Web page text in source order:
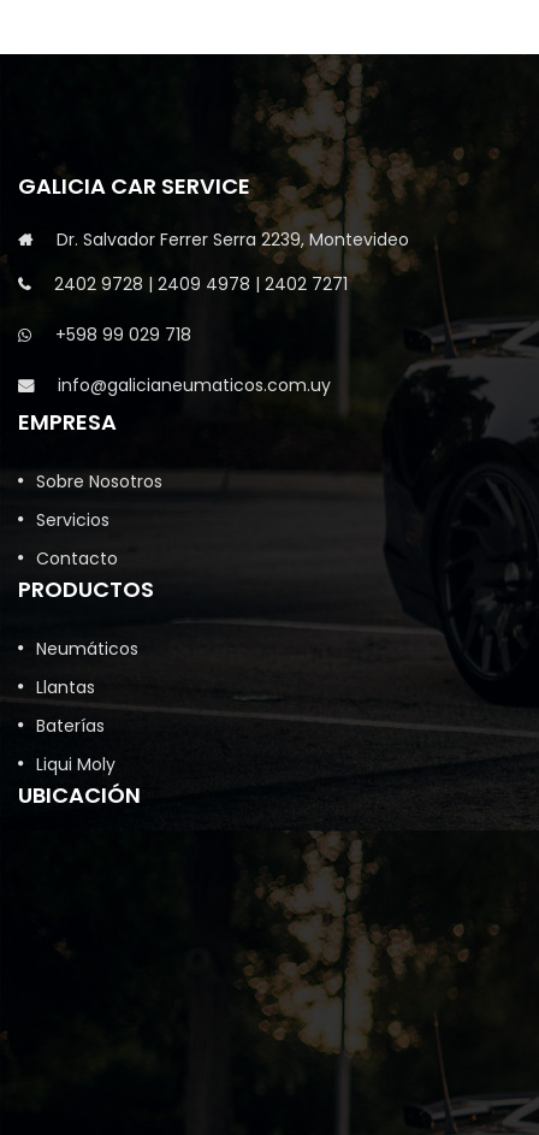
GALICIA CAR SERVICE
Dr. Salvador Ferrer Serra 2239, Montevideo
2402 9728 | 2409 4978 | 2402 7271
+598 99 029 718
info@galicianeumaticos.com.uy
EMPRESA
Sobre Nosotros
Servicios
Contacto
PRODUCTOS
Neumáticos
Llantas
Baterías
Liqui Moly
UBICACIÓN